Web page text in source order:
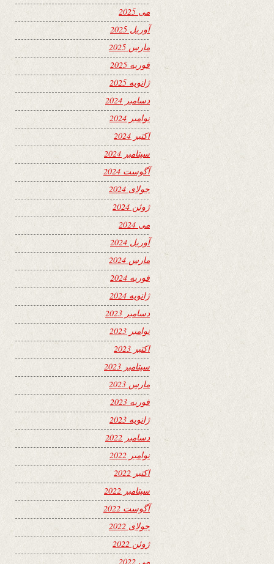
می 2025
آوریل 2025
مارس 2025
فوریه 2025
ژانویه 2025
دسامبر 2024
نوامبر 2024
اکتبر 2024
سپتامبر 2024
آگوست 2024
جولای 2024
ژوئن 2024
می 2024
آوریل 2024
مارس 2024
فوریه 2024
ژانویه 2024
دسامبر 2023
نوامبر 2023
اکتبر 2023
سپتامبر 2023
مارس 2023
فوریه 2023
ژانویه 2023
دسامبر 2022
نوامبر 2022
اکتبر 2022
سپتامبر 2022
آگوست 2022
جولای 2022
ژوئن 2022
می 2022